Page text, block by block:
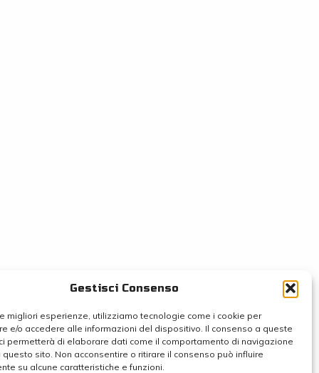
Gestisci Consenso
migliori esperienze, utilizziamo tecnologie come i cookie per
e/o accedere alle informazioni del dispositivo. Il consenso a queste
permetterà di elaborare dati come il comportamento di navigazione
questo sito. Non acconsentire o ritirare il consenso può influire
su alcune caratteristiche e funzioni.